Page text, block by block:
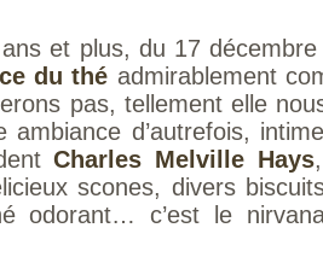
et plus, du 17
du thé admirablement
pas, tellement elle
ambiance d’autrefois,
Charles Melville Hays
scones, divers
odorant… c’est le